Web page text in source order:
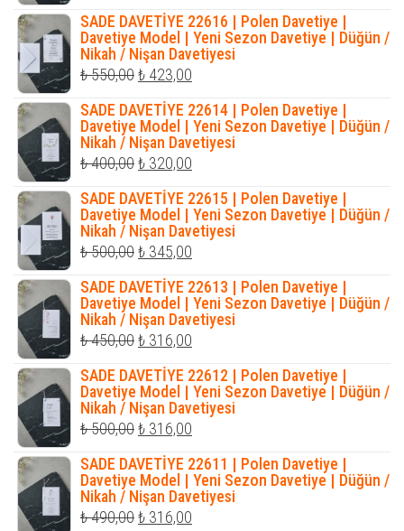
fiyat:
₺ 550,00.
andaki
fiyat:
₺ 423,00.
SADE DAVETİYE 22616 | Polen Davetiye |
Davetiye Model | Yeni Sezon Davetiye | Düğün /
Nikah / Nişan Davetiyesi
₺550,00Orijinal
fiyat:
₺ 550,00.
₺ 423,00
andaki
fiyat:
₺ 423,00.
SADE DAVETİYE 22614 | Polen Davetiye |
Davetiye Model | Yeni Sezon Davetiye | Düğün /
Nikah / Nişan Davetiyesi
₺400,00Orijinal
fiyat:
₺ 400,00.
₺ 320,00
andaki
fiyat:
₺ 320,00.
SADE DAVETİYE 22615 | Polen Davetiye |
Davetiye Model | Yeni Sezon Davetiye | Düğün /
Nikah / Nişan Davetiyesi
₺500,00Orijinal
fiyat:
₺ 500,00.
₺ 345,00
andaki
fiyat:
₺ 345,00.
SADE DAVETİYE 22613 | Polen Davetiye |
Davetiye Model | Yeni Sezon Davetiye | Düğün /
Nikah / Nişan Davetiyesi
₺450,00Orijinal
fiyat:
₺ 450,00.
₺ 316,00
andaki
fiyat:
₺ 316,00.
SADE DAVETİYE 22612 | Polen Davetiye |
Davetiye Model | Yeni Sezon Davetiye | Düğün /
Nikah / Nişan Davetiyesi
₺500,00Orijinal
fiyat:
₺ 500,00.
₺ 316,00
andaki
fiyat:
₺ 316,00.
SADE DAVETİYE 22611 | Polen Davetiye |
Davetiye Model | Yeni Sezon Davetiye | Düğün /
Nikah / Nişan Davetiyesi
₺490,00Orijinal
₺ 316,00